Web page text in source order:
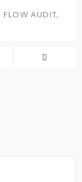
FLOW AUDIT